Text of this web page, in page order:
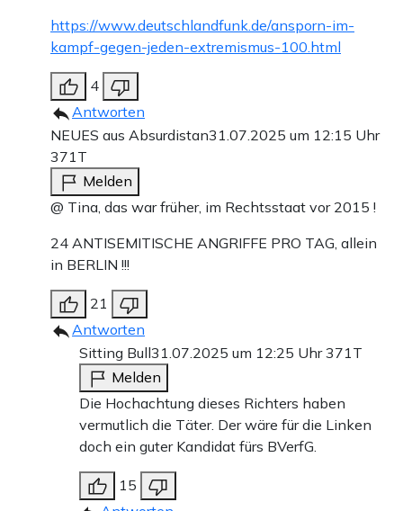
https://www.deutschlandfunk.de/ansporn-im-
kampf-gegen-jeden-extremismus-100.html
4
Antworten
NEUES aus Absurdistan31.07.2025 um 12:15 Uhr
371T
Melden
@ Tina, das war früher, im Rechtsstaat vor 2015 !
24 ANTISEMITISCHE ANGRIFFE PRO TAG, allein
in BERLIN !!!
21
Antworten
Sitting Bull31.07.2025 um 12:25 Uhr371T
Melden
Die Hochachtung dieses Richters haben
vermutlich die Täter. Der wäre für die Linken
doch ein guter Kandidat fürs BVerfG.
15